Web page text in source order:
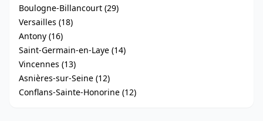
Boulogne-Billancourt (29)
Versailles (18)
Antony (16)
Saint-Germain-en-Laye (14)
Vincennes (13)
Asnières-sur-Seine (12)
Conflans-Sainte-Honorine (12)